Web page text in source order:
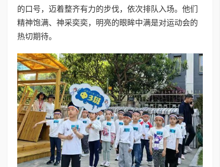
的口号，迈着整齐有力的步伐，依次排队入场。他们
精神饱满、神采奕奕，明亮的眼眸中满是对运动会的
热切期待。